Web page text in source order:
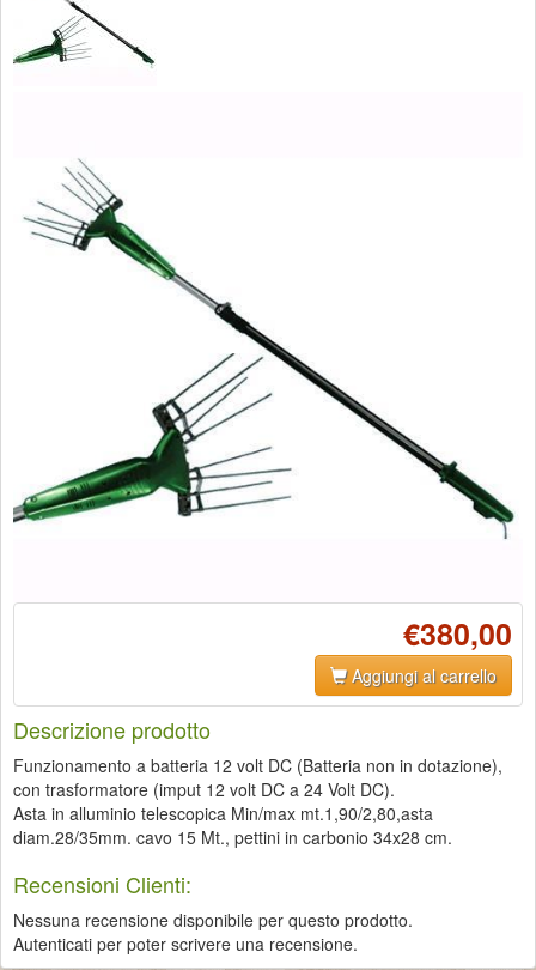
€380,00
Aggiungi al carrello
Descrizione prodotto
Funzionamento a batteria 12 volt DC (Batteria non in dotazione),
con trasformatore (imput 12 volt DC a 24 Volt DC).
Asta in alluminio telescopica Min/max mt.1,90/2,80,asta
diam.28/35mm. cavo 15 Mt., pettini in carbonio 34x28 cm.
Recensioni Clienti:
Nessuna recensione disponibile per questo prodotto.
Autenticati per poter scrivere una recensione.